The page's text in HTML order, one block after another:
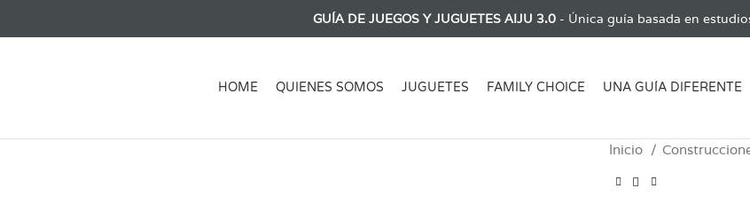
GUÍA DE JUEGOS Y JUGUETES AIJU 3.0 - Única guía basada en
HOME QUIENES SOMOS JUGUETES FAMILY CHOICE UNA GUÍA DIFERENTE
Inicio